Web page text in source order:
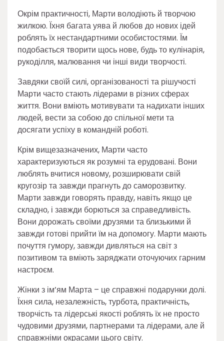
Окрім практичності, Марти володіють й творчою
жилкою. Їхня багата уява й любов до нових ідей
роблять їх нестандартними особистостями. Їм
подобається творити щось нове, будь то кулінарія,
рукоділля, малювання чи інші види творчості.
Завдяки своїй силі, організованості та рішучості
Марти часто стають лідерами в різних сферах
життя. Вони вміють мотивувати та надихати інших
людей, вести за собою до спільної мети та
досягати успіху в командній роботі.
Крім вищезазначених, Марти часто
характеризуються як розумні та ерудовані. Вони
люблять вчитися новому, розширювати свій
кругозір та завжди прагнуть до саморозвитку.
Марти завжди говорять правду, навіть якщо це
складно, і завжди борються за справедливість.
Вони дорожать своїми друзями та близькими й
завжди готові прийти їм на допомогу. Марти мають
почуття гумору, завжди дивляться на світ з
позитивом та вміють заряджати оточуючих гарним
настроєм.
Жінки з ім’ям Марта – це справжні подарунки долі.
Їхня сила, незалежність, турбота, практичність,
творчість та лідерські якості роблять їх не просто
чудовими друзями, партнерами та лідерами, але й
справжніми окрасами цього світу.